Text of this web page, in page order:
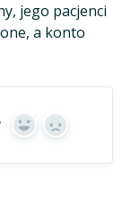
jego pacjenci
a konto
Tak Nie